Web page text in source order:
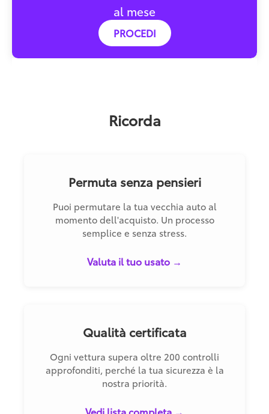
al mese
PROCEDI
Ricorda
Permuta senza pensieri
Puoi permutare la tua vecchia auto al
momento dell'acquisto. Un processo
semplice e senza stress.
Valuta il tuo usato →
Qualità certificata
Ogni vettura supera oltre 200 controlli
approfonditi, perché la tua sicurezza è la
nostra priorità.